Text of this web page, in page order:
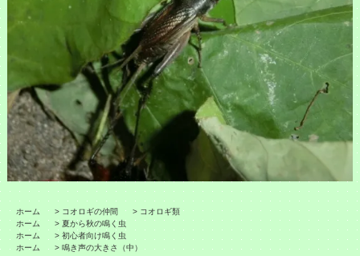
ホーム > コオロギの仲間 > コオロギ類
ホーム
> 夏から秋の鳴く虫
ホーム
> 初心者向け鳴く虫
ホーム
> 鳴き声の大きさ（中）